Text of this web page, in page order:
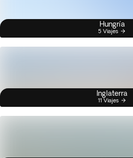
Hungría
5 Viajes
Inglaterra
11 Viajes